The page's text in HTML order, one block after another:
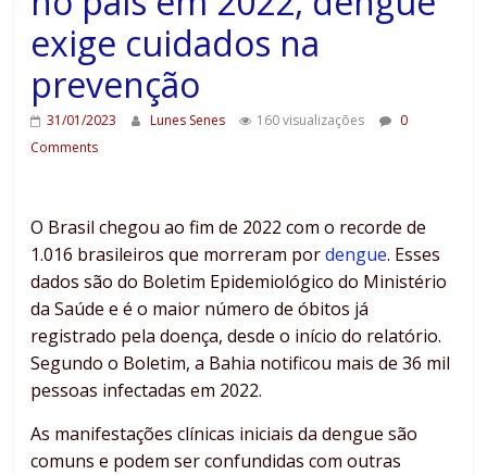
exige cuidados na
prevenção
31/01/2023 Lunes Senes 160 visualizações
0
Comments
O Brasil chegou ao fim de 2022 com o recorde de
1.016 brasileiros que morreram pordengue. Esses
dados são do Boletim Epidemiológico do Ministério
da Saúde e é o maior número de óbitos já
registrado pela doença, desde o início do relatório.
Segundo o Boletim, a Bahia notificou mais de 36 mil
pessoas infectadas em 2022.
As manifestações clínicas iniciais da dengue são
comuns e podem ser confundidas com outras